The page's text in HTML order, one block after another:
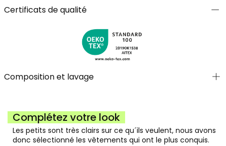
adaptée pour le quotidien ou les occasions spéciales. Sa
couleur neutre permet de la combiner facilement avec
polyvalente et pratique qui ajoute une touche de style
classique à la garde-robe enfantine.
Certificats de qualité
Composition et lavage
Complétez votre look
Les petits sont très clairs sur ce qu´ils veulent, nous avons
donc sélectionné les vêtements qui ont le plus conquis.